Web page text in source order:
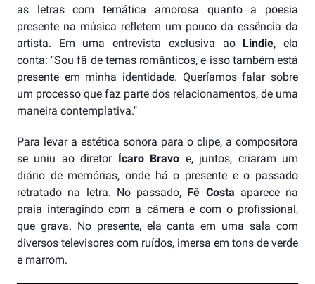
as letras com temática amorosa quanto a poesia
presente na música refletem um pouco da essência da
artista. Em uma entrevista exclusiva ao Lindie, ela
conta: "Sou fã de temas românticos, e isso também está
presente em minha identidade. Queríamos falar sobre
um processo que faz parte dos relacionamentos, de uma
maneira contemplativa."
Para levar a estética sonora para o clipe, a compositora
se uniu ao diretor Ícaro Bravo e, juntos, criaram um
diário de memórias, onde há o presente e o passado
retratado na letra. No passado, Fê Costa aparece na
praia interagindo com a câmera e com o profissional,
que grava. No presente, ela canta em uma sala com
diversos televisores com ruídos, imersa em tons de verde
e marrom.